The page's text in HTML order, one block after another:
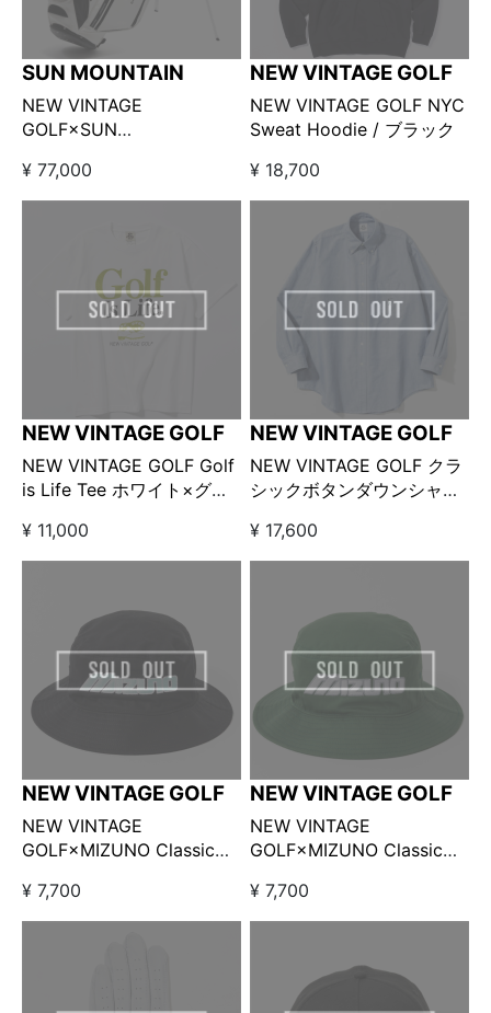
SUN MOUNTAIN
NEW VINTAGE
GOLF×SUN
Golf Gentleman □ ALLロ
ゴ キャディバッグ ホワイ
¥ 77,000
NEW VINTAGE GOLF
NEW VINTAGE GOLF NYC
Sweat Hoodie / ブラック
¥ 18,700
NEW VINTAGE GOLF
NEW VINTAGE GOLF Golf
is Life Tee ホワイト×グリ
カラー】
¥ 11,000
NEW VINTAGE GOLF
NEW VINTAGE GOLF クラ
シックボタンダウンシャツ
¥ 17,600
NEW VINTAGE GOLF
NEW VINTAGE
GOLF×MIZUNO Classic
/ ニューヴィンテージゴル
フ×ミズノ ロゴバケットハ
¥ 7,700
NEW VINTAGE GOLF
NEW VINTAGE
GOLF×MIZUNO Classic
/ ニューヴィンテージゴル
フ×ミズノ ロゴバケットハ
¥ 7,700